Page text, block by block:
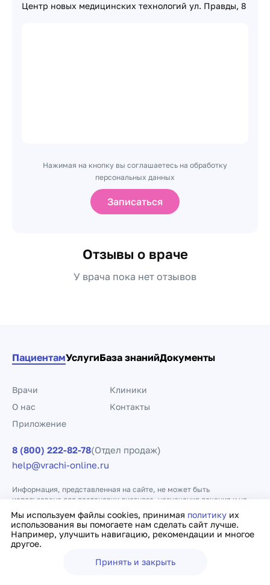
Центр новых медицинских технологий ул. Правды, 8
Нажимая на кнопку вы соглашаетесь на обработку
персональных данных
Записаться
Отзывы о враче
У врача пока нет отзывов
Мы используем файлы cookies, принимая политику их
использования вы помогаете нам сделать сайт лучше.
Например, улучшить навигацию, рекомендации и многое
другое.
Принять и закрыть
ПациентамУслугиБаза знанийДокументы
Врачи
Клиники
О нас
Контакты
Приложение
8 (800) 222-82-78(Отдел продаж)
help@vrachi-online.ru
Информация, представленная на сайте, не может быть
использована для постановки диагноза, назначения лечения и не
заменяет прием врача.
Политика конфиденциальности Договор оферты